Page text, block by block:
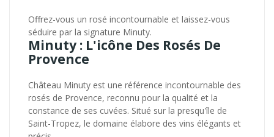
Offrez-vous un rosé incontournable et laissez-vous
séduire par la signature Minuty.
Minuty : L'icône Des Rosés De
Provence
Château Minuty est une référence incontournable des
rosés de Provence, reconnu pour la qualité et la
constance de ses cuvées. Situé sur la presqu'île de
Saint-Tropez, le domaine élabore des vins élégants et